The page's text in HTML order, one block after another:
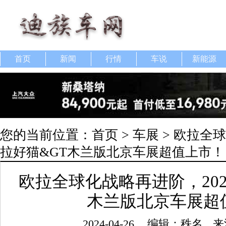
首页 新闻 行情 车说 新能源
您的当前位置： 首页 > 车展 > 欧拉全
拉好猫&GT木兰版北京车展超值上市！
欧拉全球化战略再进阶，
木兰版北京车展超